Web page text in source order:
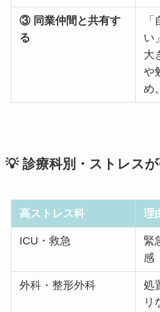
③ 同業仲間と共有す
る
い
大
や
め。
💡 診療科別・ストレス
高ストレス科 理
ICU・救急
緊
感
外科・整形外科
処
リ